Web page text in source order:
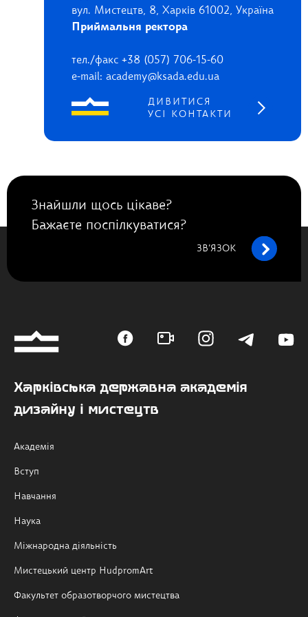
вул. Мистецтв, 8, Харків 61002, Україна
Приймальня ректора
тел./факс +38 (057) 706-15-60
e-mail: academy@ksada.edu.ua
ДИВИТИСЯ
УСІ КОНТАКТИ
Знайшли щось цікаве?
Бажаєте поспілкуватися?
ЗВ’ЯЗОК
Харківська державна академія
дизайну і мистецтв
Академія
Вступ
Навчання
Наука
Міжнародна діяльність
Мистецький центр HudpromArt
Факультет образотворчого мистецтва